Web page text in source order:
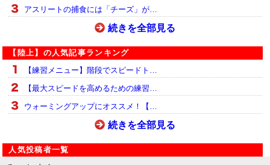
アスリートの捕食には「チーズ」が…
続きを全部見る
【陸上】の人気記事ランキング
【練習メニュー】階段でスピードト…
【最大スピードを高めるための練習…
ウォーミングアップにオススメ！【…
続きを全部見る
人気投稿者一覧